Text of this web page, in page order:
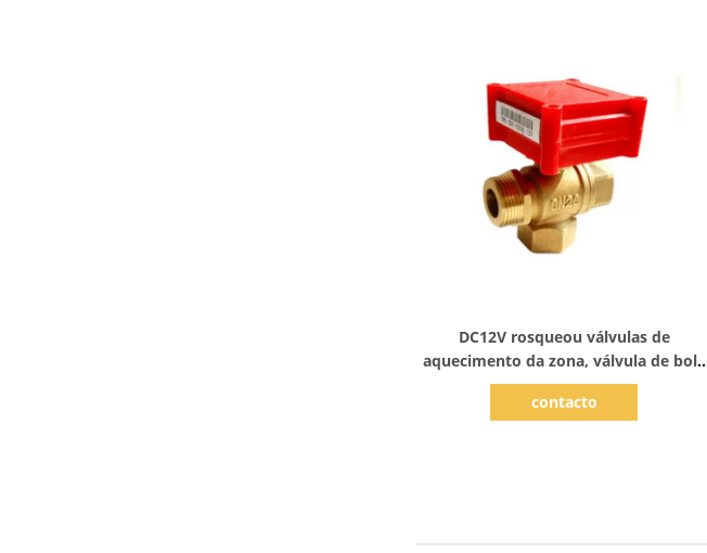
DC12V rosqueou válvulas de
aquecimento da zona, válvula de bola
de bronze da maneira do aquecimento
de assoalho 3 da ATAC
contacto